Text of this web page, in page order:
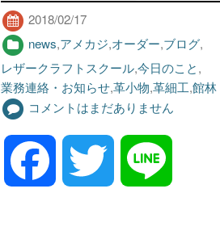
2018/02/17
news,アメカジ,オーダー,ブログ,
レザークラフトスクール,今日のこと,
業務連絡・お知らせ,革小物,革細工,館林
コメントはまだありません